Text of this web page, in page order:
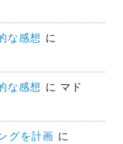
な感想 に
な感想 に マド
グを計画 に